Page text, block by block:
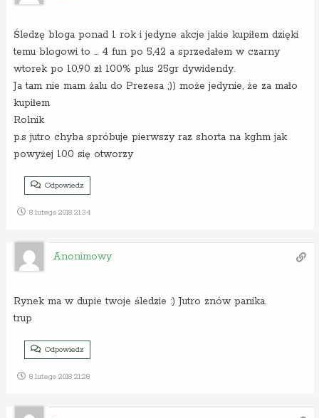
Śledzę bloga ponad 1 rok i jedyne akcje jakie kupiłem dzięki
temu blogowi to … 4 fun po 5,42 a sprzedałem w czarny
wtorek po 10,90 zł 100% plus 25gr dywidendy.
Ja tam nie mam żalu do Prezesa ;)) może jedynie, że za mało
kupiłem
Rolnik
p.s jutro chyba spróbuje pierwszy raz shorta na kghm jak
powyżej 100 się otworzy
Odpowiedz
8 lutego 2018 21:34
Anonimowy
Rynek ma w dupie twoje śledzie :) Jutro znów panika.
trup
Odpowiedz
8 lutego 2018 21:28